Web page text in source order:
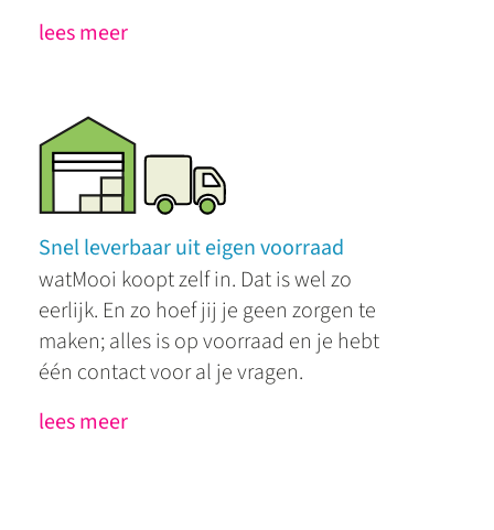
lees meer
Snel leverbaar uit eigen voorraad
watMooi koopt zelf in. Dat is wel zo
eerlijk. En zo hoef jij je geen zorgen te
maken; alles is op voorraad en je hebt
één contact voor al je vragen.
lees meer